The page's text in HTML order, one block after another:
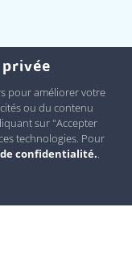
pour améliorer votre
ou du contenu
sur "Accepter
technologies. Pour
confidentialité..